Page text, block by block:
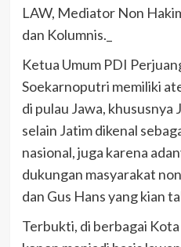
LAW, Mediator Non
dan Kolumnis._
Ketua Umum PDI
Soekarnoputri memiliki
di pulau Jawa, khususnya
selain Jatim dikenal
nasional, juga karena
dukungan masyarakat
dan Gus Hans yang kian
Terbukti, di berbagai